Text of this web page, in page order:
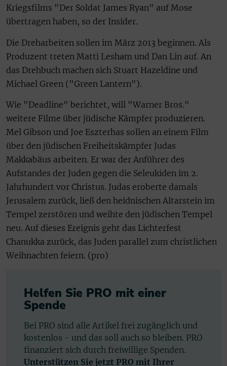
Kriegsfilms "Der Soldat James Ryan" auf Mose
übertragen haben, so der Insider.
Die Dreharbeiten sollen im März 2013 beginnen. Als
Produzent treten Matti Lesham und Dan Lin auf. An
das Drehbuch machen sich Stuart Hazeldine und
Michael Green ("Green Lantern").
Wie "Deadline" berichtet, will "Warner Bros."
weitere Filme über jüdische Kämpfer produzieren.
Mel Gibson und Joe Eszterhas sollen an einem Film
über den jüdischen Freiheitskämpfer Judas
Makkabäus arbeiten. Er war der Anführer des
Aufstandes der Juden gegen die Seleukiden im 2.
Jahrhundert vor Christus. Judas eroberte damals
Jerusalem zurück, ließ den heidnischen Altarstein im
Tempel zerstören und weihte den jüdischen Tempel
neu. Auf dieses Ereignis geht das Lichterfest
Chanukka zurück, das Juden parallel zum christlichen
Weihnachten feiern. (pro)
Helfen Sie PRO mit einer
Spende
Bei PRO sind alle Artikel frei zugänglich und
kostenlos - und das soll auch so bleiben. PRO
finanziert sich durch freiwillige Spenden.
Unterstützen Sie jetzt PRO mit Ihrer